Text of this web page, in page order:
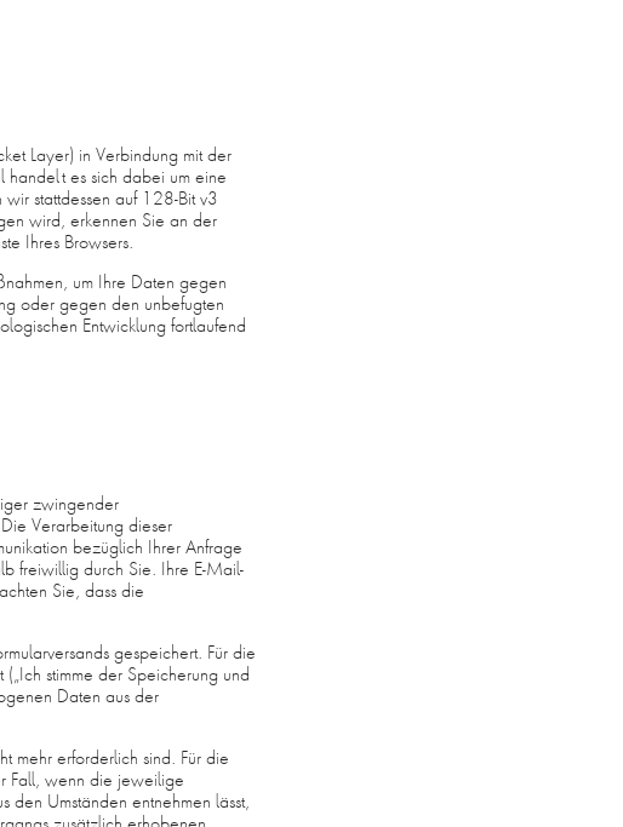
Layer) in Verbindung mit der
handelt es sich dabei um eine
wir stattdessen auf 128-Bit v3
wird, erkennen Sie an der
Ihres Browsers.
um Ihre Daten gegen
oder gegen den unbefugten
Entwicklung fortlaufend
zwingender
Verarbeitung dieser
bezüglich Ihrer Anfrage
freiwillig durch Sie. Ihre E-Mail-
Sie, dass die
gespeichert. Für die
stimme der Speicherung und
Daten aus der
mehr erforderlich sind. Für die
Fall, wenn die jeweilige
den Umständen entnehmen lässt,